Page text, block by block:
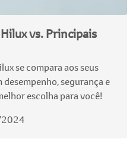
vs. Principais
se compara aos seus
segurança e
escolha para você!
2024